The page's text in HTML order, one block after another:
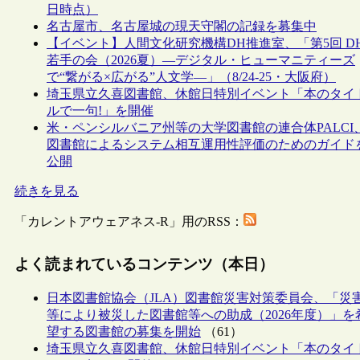
日時点）
名古屋市、名古屋城の現天守閣の記録を募集中
【イベント】人間文化研究機構DH推進室、「第5回
若手の会（2026夏）―デジタル・ヒューマニティーズ
で“繋がる×広がる”人文学―」（8/24-25・大阪府）
埼玉県立久喜図書館、休館日特別イベント「本のタイ
ルで一句!」を開催
米・ペンシルバニア州等の大学図書館の連合体PALCI、
図書館によるシステム相互運用性評価のためのガイド
公開
続きを見る
「カレントアウェアネス-R」用のRSS：
よく読まれているコンテンツ（本日）
日本図書館協会（JLA）図書館災害対策委員会、「災
等により被災した図書館等への助成（2026年度）」を
望する図書館の募集を開始 （61）
埼玉県立久喜図書館、休館日特別イベント「本のタイ